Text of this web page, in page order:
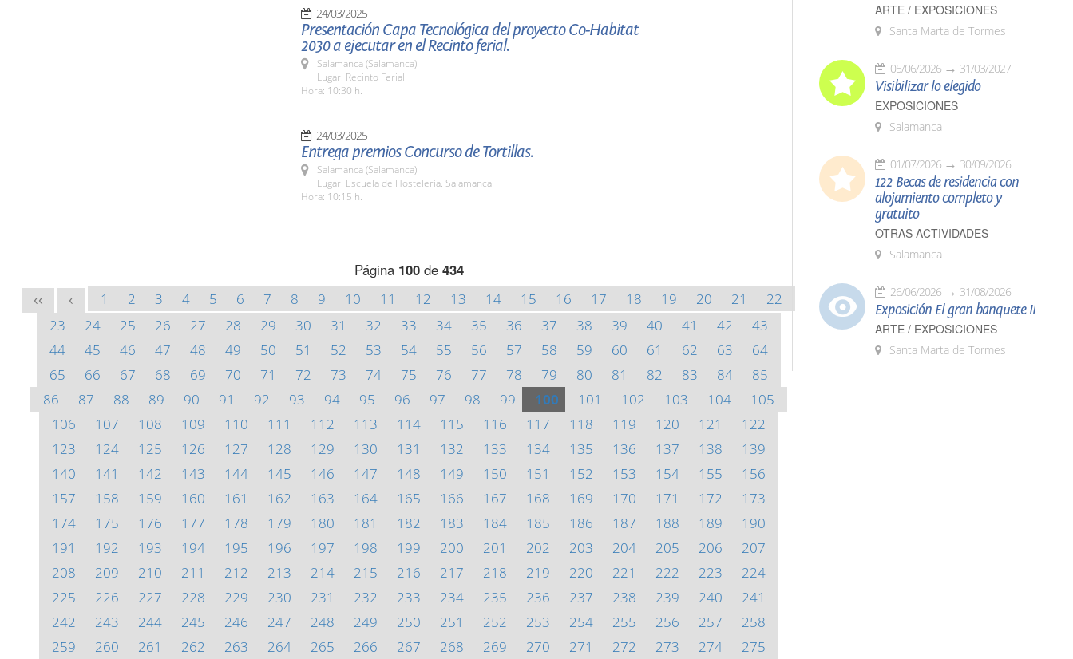
24/03/2025
Presentación Capa Tecnológica del proyecto Co-Habitat
2030 a ejecutar en el Recinto ferial.
Salamanca (Salamanca)
Lugar: Recinto Ferial
Hora: 10:30 h.
24/03/2025
Entrega premios Concurso de Tortillas.
Salamanca (Salamanca)
Lugar: Escuela de Hostelería. Salamanca
Hora: 10:15 h.
Página 100de 434
<< < 1 2 3 4 5 6 7 8 9 10 11 12 13 14 15 16 17 18 19 20 21
22
23
24 25 26 27 28 29 30 31 32 33 34 35 36 37 38 39 40 41 42
43
44
45 46 47 48 49 50 51 52 53 54 55 56 57 58 59 60 61 62 63
64
65
66 67 68 69 70 71 72 73 74 75 76 77 78 79 80 81 82 83 84
85
86
87 88 89 90 91 92 93 94 95 96 97 98 99 100 101 102 103 104
105
106
107 108 109 110 111 112 113 114 115 116 117 118 119 120 121
122
123
124 125 126 127 128 129 130 131 132 133 134 135 136 137 138
139
140
141 142 143 144 145 146 147 148 149 150 151 152 153 154 155
156
157
158 159 160 161 162 163 164 165 166 167 168 169 170 171 172
173
174
175 176 177 178 179 180 181 182 183 184 185 186 187 188 189
190
191
192 193 194 195 196 197 198 199 200 201 202 203 204 205 206
207
208
209 210 211 212 213 214 215 216 217 218 219 220 221 222 223
224
225
226 227 228 229 230 231 232 233 234 235 236 237 238 239 240
241
242
243 244 245 246 247 248 249 250 251 252 253 254 255 256 257
258
259
260 261 262 263 264 265 266 267 268 269 270 271 272 273 274 275
ARTE / EXPOSICIONES
Santa Marta de Tormes
05/06/2026 31/03/2027
Visibilizar lo elegido
EXPOSICIONES
Salamanca
01/07/2026 30/09/2026
122 Becas de residencia con
alojamiento completo y
gratuito
OTRAS ACTIVIDADES
Salamanca
26/06/2026 31/08/2026
Exposición El gran banquete II
ARTE / EXPOSICIONES
Santa Marta de Tormes